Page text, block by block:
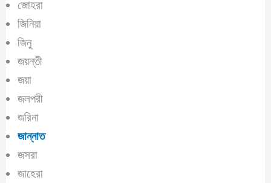
জোহরা
জিনিয়া
জিনু
জয়ন্তী
জয়া
জলপরী
জরিনা
জান্নাত
জসরা
জাহেরা